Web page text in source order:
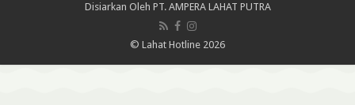
Disiarkan Oleh PT. AMPERA LAHAT PUTRA
© Lahat Hotline 2026